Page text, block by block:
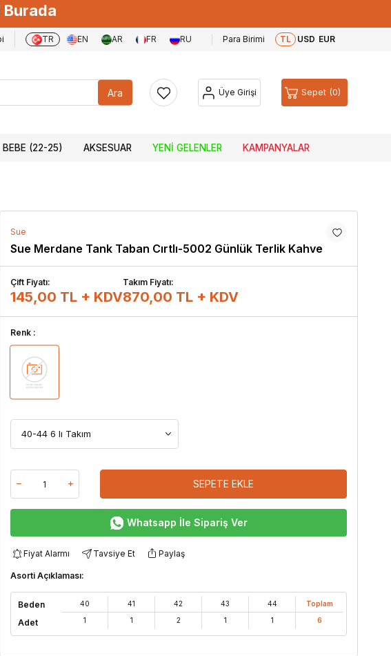
Burada
TR EN AR FR RU Para Birimi TL USD EUR
Ara Üye Girişi Sepet 0
BEBE (22-25) AKSESUAR YENI GELENLER KAMPANYALAR
Sue
Sue Merdane Tank Taban Cırtlı-5002 Günlük Terlik Kahve
Çift Fiyatı:
145,00 TL + KDV
Takım Fiyatı:
870,00 TL + KDV
Renk :
SEPETE EKLE
Whatsapp İle Sipariş Ver
Fiyat Alarmı Tavsiye Et Paylaş
Asorti Açıklaması:
Beden
Adet
40
1
41
1
42
2
43
1
44
1
Toplam
6